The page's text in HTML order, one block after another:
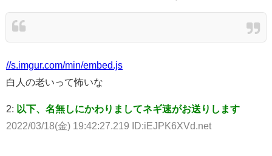
//s.imgur.com/min/embed.js
白人の老いって怖いな
2: 以下、名無しにかわりましてネギ速がお送りします
2022/03/18(金) 19:42:27.219 ID:iEJPK6XVd.net